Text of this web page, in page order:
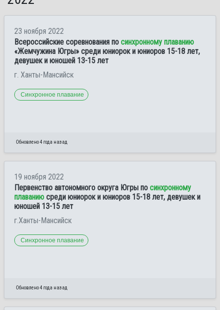
23 ноября 2022
Всероссийские соревнования по синхронному плаванию
«Жемчужина Югры» среди юниорок и юниоров 15-18 лет,
девушек и юношей 13-15 лет
г. Ханты-Мансийск
Синхронное плавание
Обновлено 4 года назад
19 ноября 2022
Первенство автономного округа Югры по синхронному
плаванию среди юниорок и юниоров 15-18 лет, девушек и
юношей 13-15 лет
г.Ханты-Мансийск
Синхронное плавание
Обновлено 4 года назад